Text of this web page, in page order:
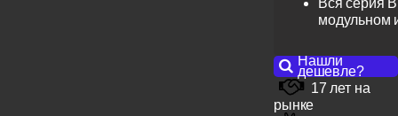
Вся серия
модульном
Нашли
дешевле?
17 лет на
рынке